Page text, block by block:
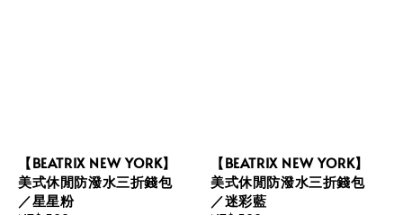
【BEATRIX NEW YORK】
美式休閒防潑水三折錢包
／星星粉
【BEATRIX NEW YORK】
美式休閒防潑水三折錢包
／迷彩藍